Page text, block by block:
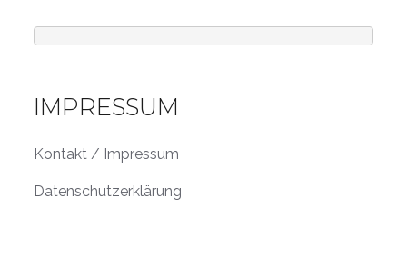
IMPRESSUM
Kontakt / Impressum
Datenschutzerklärung